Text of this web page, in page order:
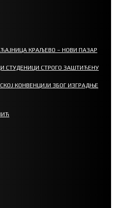
КРАЉЕВО – НОВИ ПАЗАР
СТУДЕНИЦИ СТРОГО ЗАШТИЋЕНУ
КОНВЕНЦИЈИ ЗБОГ ИЗГРАДЊЕ